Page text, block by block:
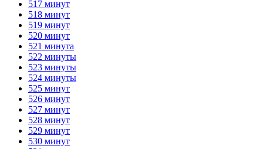
517 минут
518 минут
519 минут
520 минут
521 минута
522 минуты
523 минуты
524 минуты
525 минут
526 минут
527 минут
528 минут
529 минут
530 минут